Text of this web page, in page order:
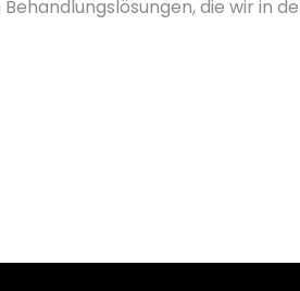
die wir in